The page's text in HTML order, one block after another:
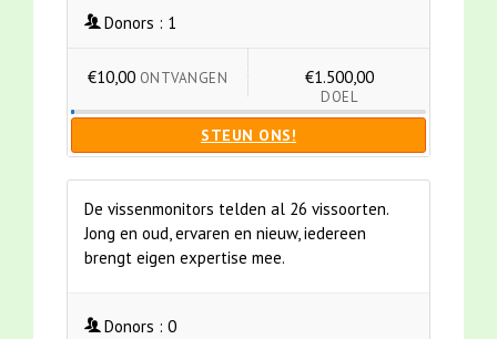
Donors : 1
€10,00 ONTVANGEN €1.500,00
DOEL
STEUN ONS!
De vissenmonitors telden al 26 vissoorten.
Jong en oud, ervaren en nieuw, iedereen
brengt eigen expertise mee.
Donors : 0